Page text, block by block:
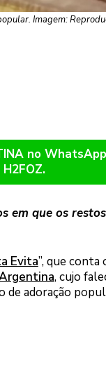
Imagem:
no
em que os
Evita”, que conta
, cujo
adoração